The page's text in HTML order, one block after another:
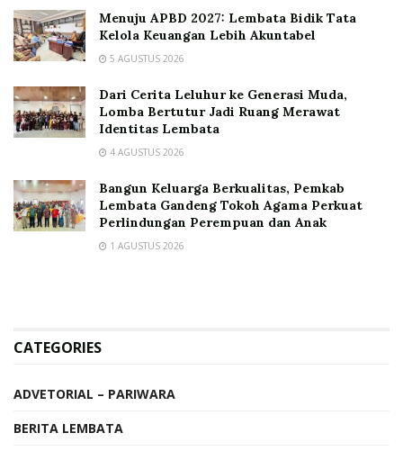
Menuju APBD 2027: Lembata Bidik Tata
Kelola Keuangan Lebih Akuntabel
5 AGUSTUS 2026
Dari Cerita Leluhur ke Generasi Muda,
Lomba Bertutur Jadi Ruang Merawat
Identitas Lembata
4 AGUSTUS 2026
Bangun Keluarga Berkualitas, Pemkab
Lembata Gandeng Tokoh Agama Perkuat
Perlindungan Perempuan dan Anak
1 AGUSTUS 2026
CATEGORIES
ADVETORIAL – PARIWARA
BERITA LEMBATA